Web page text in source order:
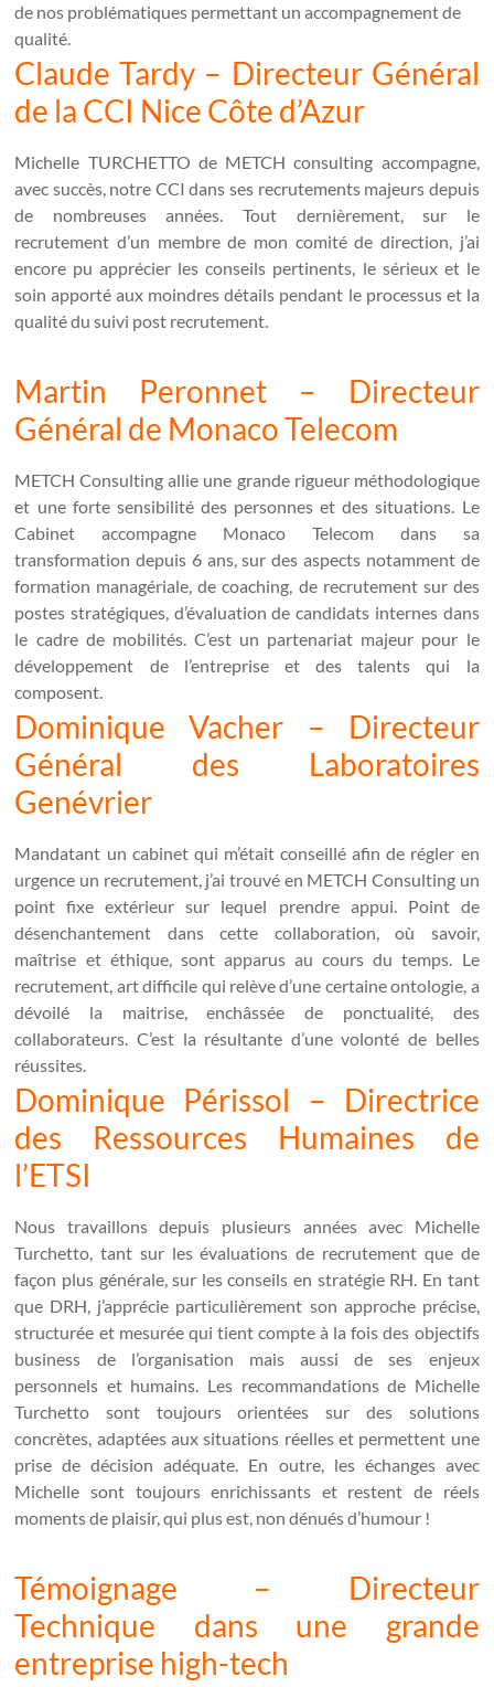
de nos problématiques permettant un accompagnement de
qualité.
Claude Tardy – Directeur Général
de la CCI Nice Côte d’Azur
Michelle TURCHETTO de METCH consulting accompagne,
avec succès, notre CCI dans ses recrutements majeurs depuis
de nombreuses années. Tout dernièrement, sur le
recrutement d’un membre de mon comité de direction, j’ai
encore pu apprécier les conseils pertinents, le sérieux et le
soin apporté aux moindres détails pendant le processus et la
qualité du suivi post recrutement.
Martin Peronnet – Directeur
Général de Monaco Telecom
METCH Consulting allie une grande rigueur méthodologique
et une forte sensibilité des personnes et des situations. Le
Cabinet accompagne Monaco Telecom dans sa
transformation depuis 6 ans, sur des aspects notamment de
formation managériale, de coaching, de recrutement sur des
postes stratégiques, d’évaluation de candidats internes dans
le cadre de mobilités. C’est un partenariat majeur pour le
développement de l’entreprise et des talents qui la
composent.
Dominique Vacher – Directeur
Général des Laboratoires
Genévrier
Mandatant un cabinet qui m’était conseillé afin de régler en
urgence un recrutement, j’ai trouvé en METCH Consulting un
point fixe extérieur sur lequel prendre appui. Point de
désenchantement dans cette collaboration, où savoir,
maîtrise et éthique, sont apparus au cours du temps. Le
recrutement, art difficile qui relève d’une certaine ontologie, a
dévoilé la maitrise, enchâssée de ponctualité, des
collaborateurs. C’est la résultante d’une volonté de belles
réussites.
Dominique Périssol – Directrice
des Ressources Humaines de
l’ETSI
Nous travaillons depuis plusieurs années avec Michelle
Turchetto, tant sur les évaluations de recrutement que de
façon plus générale, sur les conseils en stratégie RH. En tant
que DRH, j’apprécie particulièrement son approche précise,
structurée et mesurée qui tient compte à la fois des objectifs
business de l’organisation mais aussi de ses enjeux
personnels et humains. Les recommandations de Michelle
Turchetto sont toujours orientées sur des solutions
concrètes, adaptées aux situations réelles et permettent une
prise de décision adéquate. En outre, les échanges avec
Michelle sont toujours enrichissants et restent de réels
moments de plaisir, qui plus est, non dénués d’humour !
Témoignage – Directeur
Technique dans une grande
entreprise high-tech